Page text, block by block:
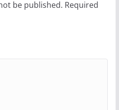
be published. Required